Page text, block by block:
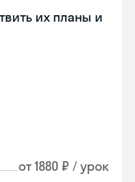
их планы и
от 1880 ₽ / урок